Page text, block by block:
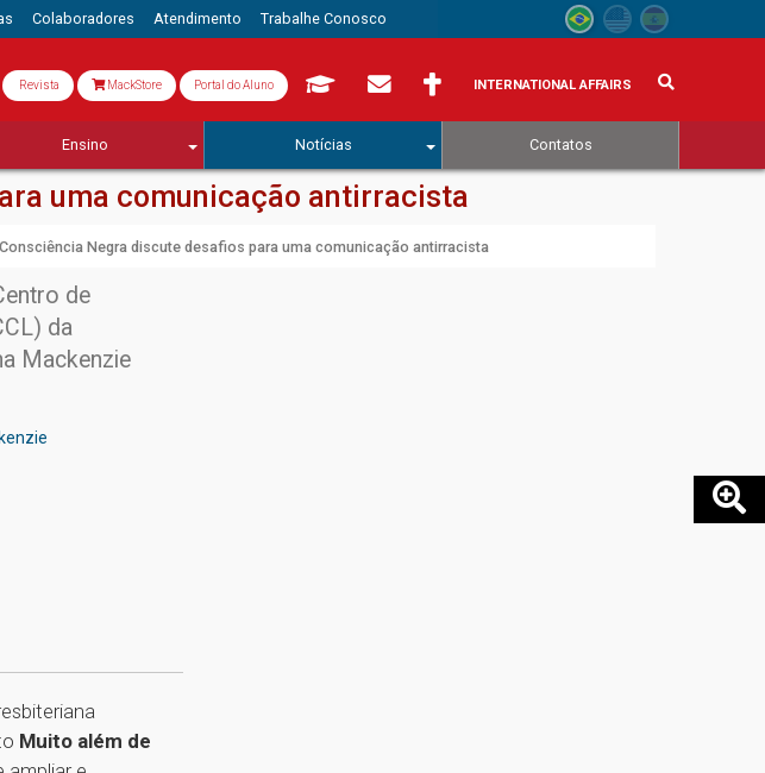
Colaboradores Atendimento Trabalhe Conosco
Revista MackStore Portal do Aluno INTERNATIONAL AFFAIRS
Ensino Notícias Contatos
uma comunicação antirracista
Negra discute desafios para uma comunicação antirracista
de
da
Mackenzie
Muito além de